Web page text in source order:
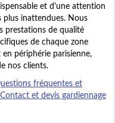
et d'une attention
plus inattendues. Nous
prestations de qualité
de chaque zone
périphérie parisienne,
nos clients.
fréquentes et
Contact et devis gardiennage